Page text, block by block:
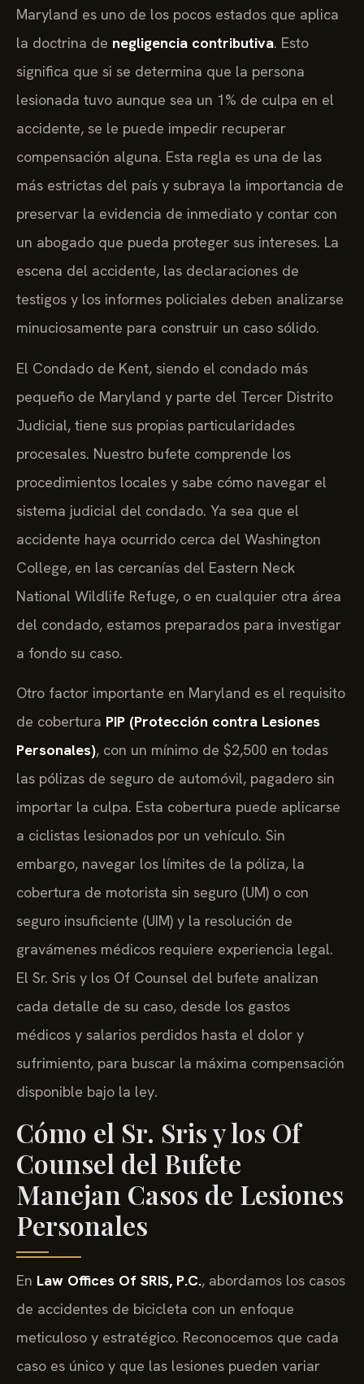
Maryland es uno de los pocos estados que aplica
la doctrina de negligencia contributiva. Esto
significa que si se determina que la persona
lesionada tuvo aunque sea un 1% de culpa en el
accidente, se le puede impedir recuperar
compensación alguna. Esta regla es una de las
más estrictas del país y subraya la importancia de
preservar la evidencia de inmediato y contar con
un abogado que pueda proteger sus intereses. La
escena del accidente, las declaraciones de
testigos y los informes policiales deben analizarse
minuciosamente para construir un caso sólido.
El Condado de Kent, siendo el condado más
pequeño de Maryland y parte del Tercer Distrito
Judicial, tiene sus propias particularidades
procesales. Nuestro bufete comprende los
procedimientos locales y sabe cómo navegar el
sistema judicial del condado. Ya sea que el
accidente haya ocurrido cerca del Washington
College, en las cercanías del Eastern Neck
National Wildlife Refuge, o en cualquier otra área
del condado, estamos preparados para investigar
a fondo su caso.
Otro factor importante en Maryland es el requisito
de cobertura PIP (Protección contra Lesiones
Personales), con un mínimo de $2,500 en todas
las pólizas de seguro de automóvil, pagadero sin
importar la culpa. Esta cobertura puede aplicarse
a ciclistas lesionados por un vehículo. Sin
embargo, navegar los límites de la póliza, la
cobertura de motorista sin seguro (UM) o con
seguro insuficiente (UIM) y la resolución de
gravámenes médicos requiere experiencia legal.
El Sr. Sris y los Of Counsel del bufete analizan
cada detalle de su caso, desde los gastos
médicos y salarios perdidos hasta el dolor y
sufrimiento, para buscar la máxima compensación
disponible bajo la ley.
Cómo el Sr. Sris y los Of
Counsel del Bufete
Manejan Casos de Lesiones
Personales
En Law Offices Of SRIS, P.C., abordamos los casos
de accidentes de bicicleta con un enfoque
meticuloso y estratégico. Reconocemos que cada
caso es único y que las lesiones pueden variar